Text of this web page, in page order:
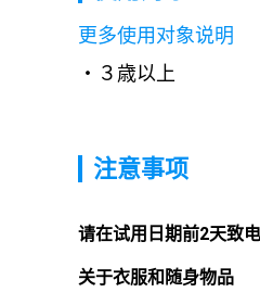
更多使用对象说明
３歳以上
注意事项
请在试用日期前2天致
关于衣服和随身物品